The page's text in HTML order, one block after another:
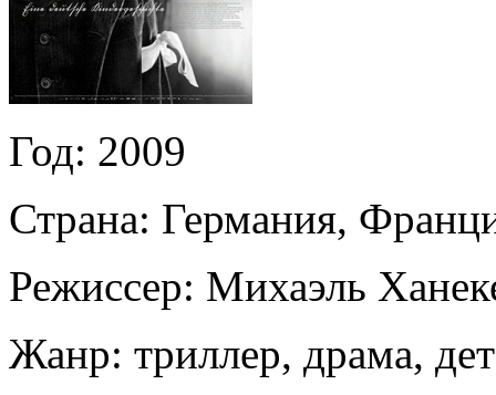
Год: 2009
Страна: Германия,
Режиссер: Михаэль
Жанр: триллер, драма,